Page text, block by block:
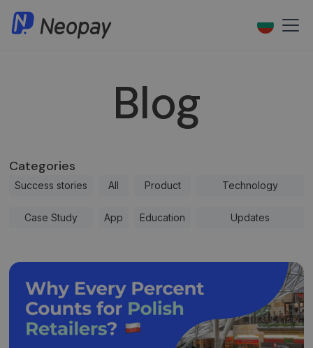
Blog
Categories
Success stories All Product Technology
Case Study App Education Updates